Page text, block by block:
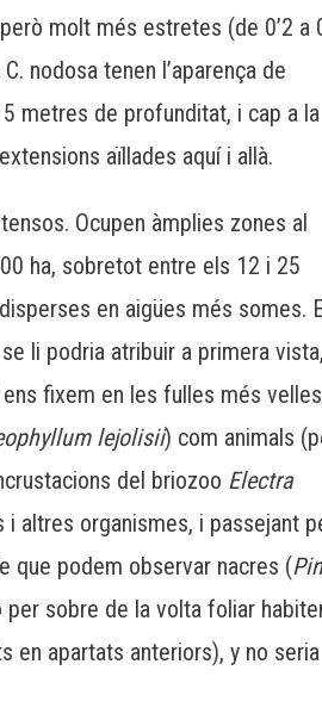
molt més estretes (de 0’2 a
nodosa tenen l’aparença de
metres de profunditat, i cap a la
aïllades aquí i allà.
Ocupen àmplies zones al
ha, sobretot entre els 12 i 25
en aigües més somes.
li podria atribuir a primera vista,
fixem en les fulles més
lejolisii) com animals
del briozoo Electra
altres organismes, i passejant
que podem observar nacres (
per sobre de la volta foliar
en apartats anteriors),y no seria